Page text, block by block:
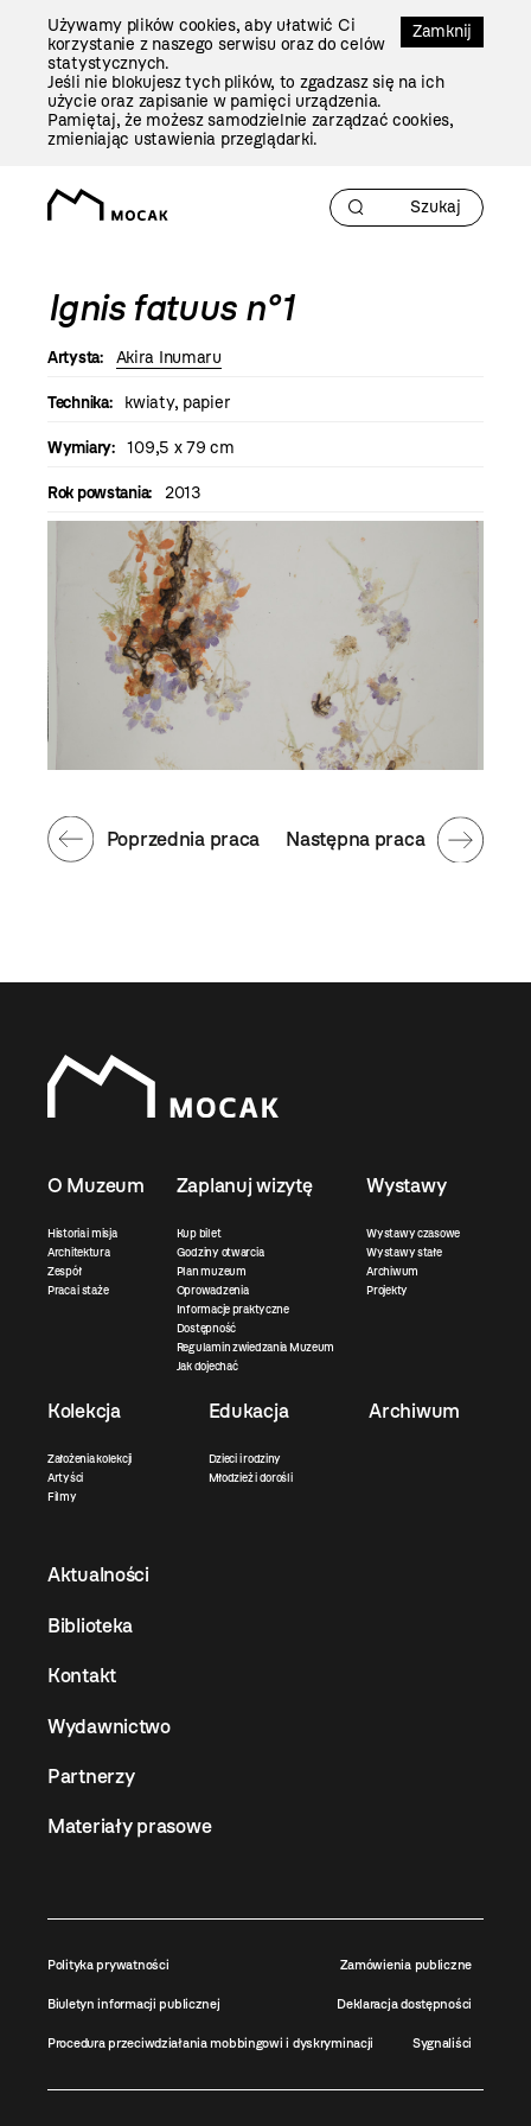
Zamknij
Używamy plików cookies, aby ułatwić Ci
korzystanie z naszego serwisu oraz do celów
statystycznych.
Jeśli nie blokujesz tych plików, to zgadzasz się na ich
użycie oraz zapisanie w pamięci urządzenia.
Pamiętaj, że możesz samodzielnie zarządzać cookies,
zmieniając ustawienia przeglądarki.
Ignis fatuus n°1
Artysta: Akira Inumaru
Technika: kwiaty, papier
Wymiary: 109,5 x 79 cm
Rok powstania: 2013
Następna praca
Poprzednia praca
O Muzeum
Historia i misja
Architektura
Zespół
Praca i staże
Zaplanuj wizytę
Kup bilet
Godziny otwarcia
Plan muzeum
Oprowadzenia
Informacje praktyczne
Dostępność
Regulamin zwiedzania Muzeum
Jak dojechać
Wystawy
Wystawy czasowe
Wystawy stałe
Archiwum
Projekty
Kolekcja
Założenia kolekcji
Artyści
Filmy
Edukacja
Dzieci i rodziny
Młodzież i dorośli
Archiwum
Aktualności
Biblioteka
Kontakt
Wydawnictwo
Partnerzy
Materiały prasowe
Polityka prywatności Zamówienia publiczne
Biuletyn informacji publicznej Deklaracja dostępności
Procedura przeciwdziałania mobbingowi i dyskryminacji Sygnaliści